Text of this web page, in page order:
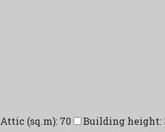
Attic (sq.m): 70 Building height: